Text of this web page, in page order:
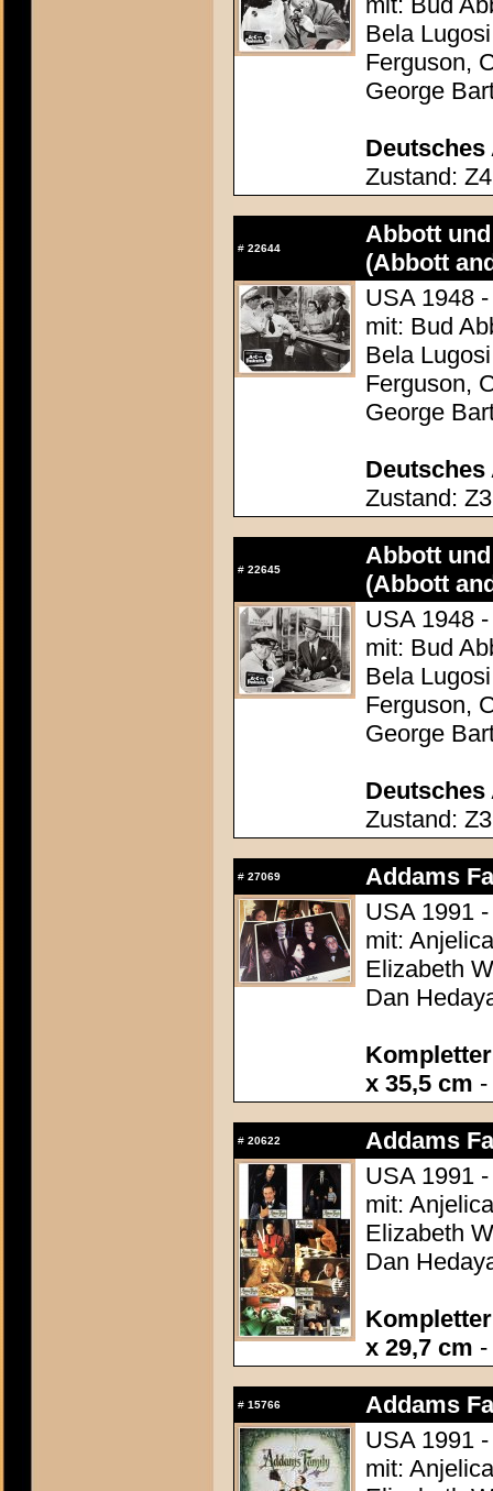
Bela
Ferguson,
George
Deutsches
Zustand: Z4
# 22644
Abbott
(Abbott
USA 1948
mit: Bud
Bela
Ferguson,
George
Deutsches
Zustand: Z3
# 22645
Abbott
(Abbott
USA 1948
mit: Bud
Bela
Ferguson,
George
Deutsches
Zustand: Z3
# 27069
Addams
USA 1991
mit:
Elizabeth
Dan
x 35,5 cm
# 20622
Addams
USA 1991
mit:
Elizabeth
Dan
x 29,7 cm
# 15766
Addams
USA 1991
mit: